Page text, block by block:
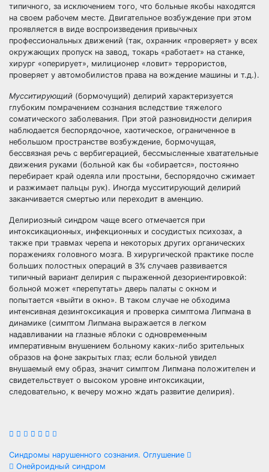
типичного, за исключением того, что больные якобы находятся
на своем рабочем месте. Двигательное возбуждение при этом
проявляется в виде воспроизведения привычных
профессиональных движений (так, охранник «проверяет» у всех
окружающих пропуск на завод, токарь «работает» на станке,
хирург «оперирует», милиционер «ловит» террористов,
проверяет у автомобилистов права на вождение машины и т.д.).
Мусситирующий (бормочущий) делирий характеризуется
глубоким помрачением сознания вследствие тяжелого
соматического заболевания. При этой разновидности делирия
наблюдается беспорядочное, хаотическое, ограниченное в
небольшом пространстве возбуждение, бормочущая,
бессвязная речь с вербигерацией, бессмысленные хватательные
движения руками (больной как бы «обирается», постоянно
перебирает край одеяла или простыни, беспорядочно сжимает
и разжимает пальцы рук). Иногда мусситирующий делирий
заканчивается смертью или переходит в аменцию.
Делириозный синдром чаще всего отмечается при
интоксикационных, инфекционных и сосудистых психозах, а
также при травмах черепа и некоторых других органических
поражениях головного мозга. В хирургической практике после
больших полостных операций в 3% случаев развивается
типичный вариант делирия с пыраженной дезориентировкой:
больной может «перепутать» дверь палаты с окном и
попытается «выйти в окно». В таком случае не обходима
интенсивная дезинтоксикация и проверка симптома Липмана в
динамике (симптом Липмана выражается в легком
надавливании на глазные яблоки с одновременным
императивным внушением больному каких-либо зрительных
образов на фоне закрытых глаз; если больной увидел
внушаемый ему образ, значит симптом Липмана положителен и
свидетельствует о высоком уровне интоксикации,
следовательно, к вечеру можно ждать развитие делирия).
Навигация
Синдромы нарушенного сознания. Оглушение
Онейроидный синдром